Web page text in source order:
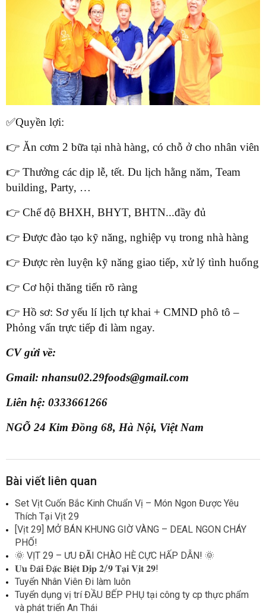
✅Quyền lợi:
👉 Ăn cơm 2 bữa tại nhà hàng, có chỗ ở cho nhân viên
👉 Thưởng các dịp lễ, tết. Du lịch hằng năm, Team
building, Party, …
👉 Chế độ BHXH, BHYT, BHTN...đầy đủ
👉 Được đào tạo kỹ năng, nghiệp vụ trong nhà hàng
👉 Được rèn luyện kỹ năng giao tiếp, xử lý tình huống
👉 Cơ hội thăng tiến rõ ràng
👉 Hồ sơ: Sơ yếu lí lịch tự khai + CMND phô tô –
Phỏng vấn trực tiếp đi làm ngay.
CV gửi về:
Gmail: nhansu02.29foods@gmail.com
Liên hệ: 0333661266
NGÕ 24 Kim Đồng 68, Hà Nội, Việt Nam
Bài viết liên quan
Set Vịt Cuốn Bắc Kinh Chuẩn Vị – Món Ngon Được Yêu
Thích Tại Vịt 29
[Vịt 29] MỞ BÁN KHUNG GIỜ VÀNG – DEAL NGON CHÁY
PHỐ!
🌞 VỊT 29 – ƯU ĐÃI CHÀO HÈ CỰC HẤP DẪN! 🌞
𝐔̛𝐮 Đ𝐚̃𝐢 Đ𝐚̣̆𝐜 𝐁𝐢𝐞̣̂𝐭 𝐃𝐢̣𝐩 𝟐/𝟗 𝐓𝐚̣𝐢 𝐕𝐢̣𝐭 𝟐𝟗!
Tuyển Nhân Viên Đi làm luôn
Tuyển dụng vị trí ĐẦU BẾP PHỤ tại công ty cp thực phẩm
và phát triển An Thái